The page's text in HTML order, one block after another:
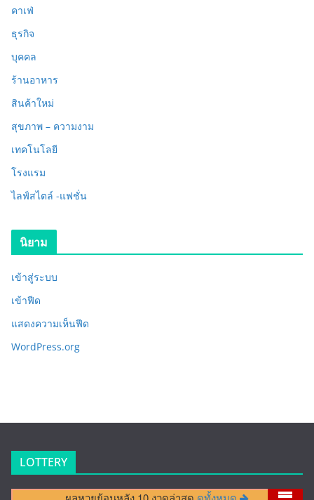
คาเฟ่
ธุรกิจ
บุคคล
ร้านอาหาร
สินค้าใหม่
สุขภาพ – ความงาม
เทคโนโลยี
โรงแรม
ไลฟ์สไตล์ -แฟชั่น
นิยาม
เข้าสู่ระบบ
เข้าฟีด
แสดงความเห็นฟีด
WordPress.org
LOTTERY